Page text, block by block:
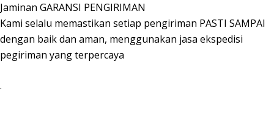
Jaminan GARANSI PENGIRIMAN
Kami selalu memastikan setiap pengiriman PASTI SAMPAI
dengan baik dan aman, menggunakan jasa ekspedisi
pegiriman yang terpercaya
.